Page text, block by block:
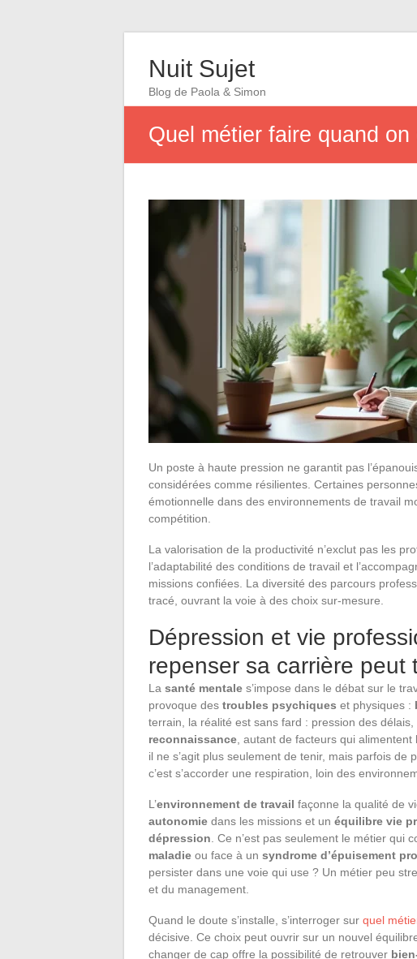
Nuit Sujet
Blog de Paola & Simon
Quel métier faire quand
Un poste à haute pression ne garantit pas
considérées comme résilientes. Certaines
émotionnelle dans des environnements de travail
compétition.
La valorisation de la productivité n’exclut pas les
l’adaptabilité des conditions de travail et
missions confiées. La diversité des parcours
tracé, ouvrant la voie à des choix sur-mesure.
Dépression et vie
repenser sa carrière peut
La santé mentale s’impose dans le débat sur le
provoque des troubles psychiques et physiques :
terrain, la réalité est sans fard : pression des
reconnaissance , autant de facteurs qui alimentent
il ne s’agit plus seulement de tenir, mais parfois de
c’est s’accorder une respiration, loin des
L’environnement de travail façonne la qualité de
autonomie dans les missions et un équilibre vie
dépression . Ce n’est pas seulement le métier qui
maladie ou face à un syndrome d’épuisement
persister dans une voie qui use ? Un métier peu
et du management.
Quand le doute s’installe, s’interroger sur quel
décisive. Ce choix peut ouvrir sur un nouvel
changer de cap offre la possibilité de retrouver